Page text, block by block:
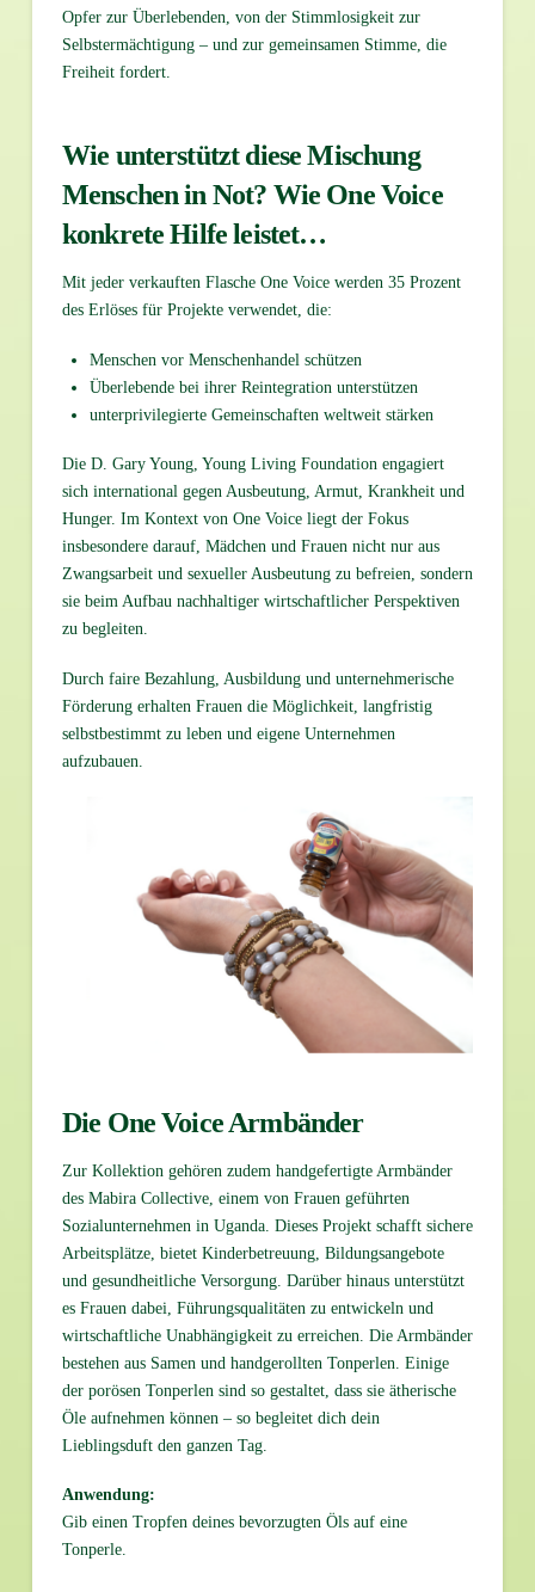
Opfer zur Überlebenden, von der Stimmlosigkeit zur
Selbstermächtigung – und zur gemeinsamen Stimme, die
Freiheit fordert.
Wie unterstützt diese Mischung
Menschen in Not? Wie One Voice
konkrete Hilfe leistet…
Mit jeder verkauften Flasche One Voice werden 35 Prozent
des Erlöses für Projekte verwendet, die:
Menschen vor Menschenhandel schützen
Überlebende bei ihrer Reintegration unterstützen
unterprivilegierte Gemeinschaften weltweit stärken
Die D. Gary Young, Young Living Foundation engagiert
sich international gegen Ausbeutung, Armut, Krankheit und
Hunger. Im Kontext von One Voice liegt der Fokus
insbesondere darauf, Mädchen und Frauen nicht nur aus
Zwangsarbeit und sexueller Ausbeutung zu befreien, sondern
sie beim Aufbau nachhaltiger wirtschaftlicher Perspektiven
zu begleiten.
Durch faire Bezahlung, Ausbildung und unternehmerische
Förderung erhalten Frauen die Möglichkeit, langfristig
selbstbestimmt zu leben und eigene Unternehmen
aufzubauen.
Die One Voice Armbänder
Zur Kollektion gehören zudem handgefertigte Armbänder
des Mabira Collective, einem von Frauen geführten
Sozialunternehmen in Uganda. Dieses Projekt schafft sichere
Arbeitsplätze, bietet Kinderbetreuung, Bildungsangebote
und gesundheitliche Versorgung. Darüber hinaus unterstützt
es Frauen dabei, Führungsqualitäten zu entwickeln und
wirtschaftliche Unabhängigkeit zu erreichen. Die Armbänder
bestehen aus Samen und handgerollten Tonperlen. Einige
der porösen Tonperlen sind so gestaltet, dass sie ätherische
Öle aufnehmen können – so begleitet dich dein
Lieblingsduft den ganzen Tag.
Anwendung:
Gib einen Tropfen deines bevorzugten Öls auf eine
Tonperle.